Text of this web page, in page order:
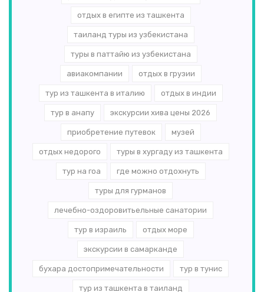
отдых в египте из ташкента
таиланд туры из узбекистана
туры в паттайю из узбекистана
авиакомпании отдых в грузии
тур из ташкента в италию отдых в индии
тур в анапу экскурсии хива цены 2026
приобретение путевок музей
отдых недорого туры в хургаду из ташкента
тур на гоа где можно отдохнуть
туры для гурманов
лечебно-оздоровитьельные санатории
тур в израиль отдых море
экскурсии в самарканде
бухара достопримечательности тур в тунис
тур из ташкента в таиланд